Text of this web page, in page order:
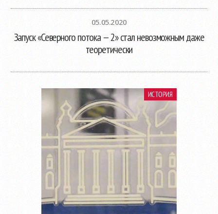
05.05.2020
Запуск «Северного потока — 2» стал невозможным даже
теоретически
ИСТОРИЯ